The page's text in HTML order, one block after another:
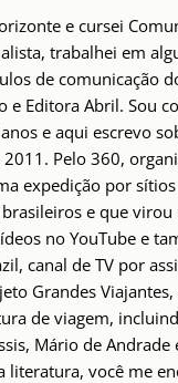
e cursei
trabalhei em
de comunicação
e Editora Abril. Sou
e aqui escrevo
Pelo 360,
expedição por sítios
e que virou
no YouTube e
canal de TV por
Grandes
de viagem,
Mário de Andrade
literatura, você me